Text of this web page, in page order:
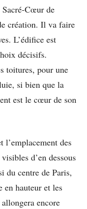
Cœur de
création. Il va faire
L’édifice est
décisifs.
toitures, pour une
si bien que la
est le cœur de son
l’emplacement des
d’en dessous
du centre de Paris,
en hauteur et les
encore